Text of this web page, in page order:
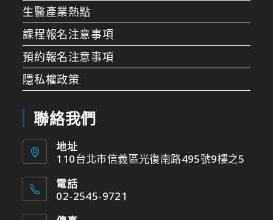
生醫產業熱點
課程報名注意事項
預約報名注意事項
隱私權政策
聯絡我們
地址
110台北市信義區光復南路495號9樓之5
電話
02-2545-9721